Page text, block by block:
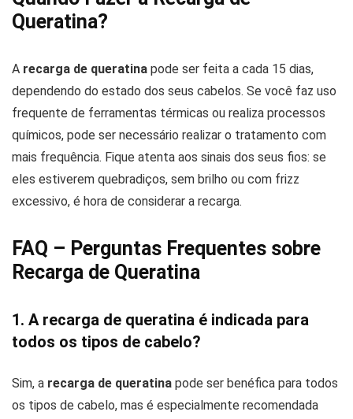
Queratina?
A recarga de queratina pode ser feita a cada 15 dias,
dependendo do estado dos seus cabelos. Se você faz uso
frequente de ferramentas térmicas ou realiza processos
químicos, pode ser necessário realizar o tratamento com
mais frequência. Fique atenta aos sinais dos seus fios: se
eles estiverem quebradiços, sem brilho ou com frizz
excessivo, é hora de considerar a recarga.
FAQ – Perguntas Frequentes sobre
Recarga de Queratina
1. A recarga de queratina é indicada para
todos os tipos de cabelo?
Sim, a recarga de queratina pode ser benéfica para todos
os tipos de cabelo, mas é especialmente recomendada